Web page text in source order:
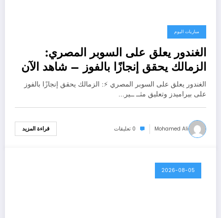
مباريات اليوم
الغندور يعلق على السوبر المصري:
الزمالك يحقق إنجازًا بالفوز – شاهد الآن
الغندور يعلق على السوبر المصري ⚡: الزمالك يحقق إنجازًا بالفوز
على بيراميدز وتعليق مثــ ــير…
Mohamed Ali 0 تعليقات قراءة المزيد
2026-08-05